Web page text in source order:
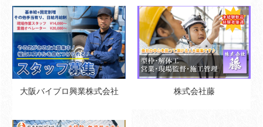
大阪バイブロ興業株式会社 株式会社藤